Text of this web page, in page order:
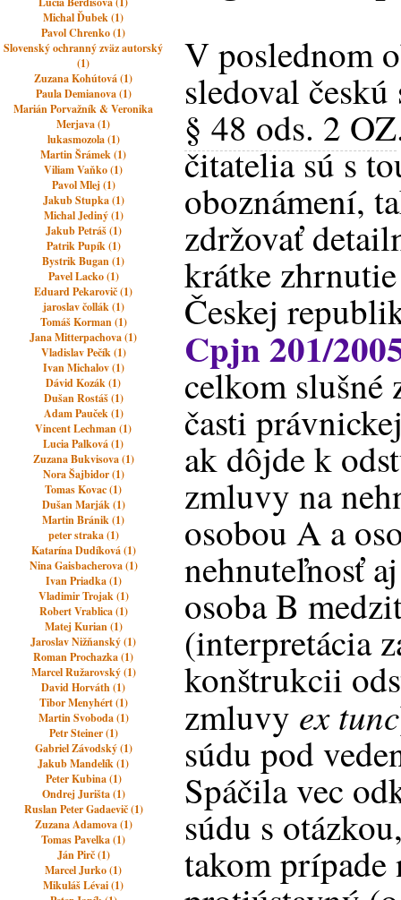
Michal Ďubek (1)
Pavol Chrenko (1)
Slovenský ochranný zväz autorský
(1)
Zuzana Kohútová (1)
Paula Demianova (1)
Marián Porvažník & Veronika
Merjava (1)
lukasmozola (1)
Martin Šrámek (1)
Viliam Vaňko (1)
Pavol Mlej (1)
Jakub Stupka (1)
Michal Jediný (1)
Jakub Petráš (1)
Patrik Pupík (1)
Bystrik Bugan (1)
Pavel Lacko (1)
Eduard Pekarovič (1)
jaroslav čollák (1)
Tomáš Korman (1)
Jana Mitterpachova (1)
Vladislav Pečík (1)
Ivan Michalov (1)
Dávid Kozák (1)
Dušan Rostáš (1)
Adam Pauček (1)
Vincent Lechman (1)
Lucia Palková (1)
Zuzana Bukvisova (1)
Nora Šajbidor (1)
Tomas Kovac (1)
Dušan Marják (1)
Martin Bránik (1)
peter straka (1)
Katarína Dudíková (1)
Nina Gaisbacherova (1)
Ivan Priadka (1)
Vladimir Trojak (1)
Robert Vrablica (1)
Matej Kurian (1)
Jaroslav Nižňanský (1)
Roman Prochazka (1)
Marcel Ružarovský (1)
David Horváth (1)
Tibor Menyhért (1)
Martin Svoboda (1)
Petr Steiner (1)
Gabriel Závodský (1)
Jakub Mandelík (1)
Peter Kubina (1)
Ondrej Jurišta (1)
Ruslan Peter Gadaevič (1)
Zuzana Adamova (1)
Tomas Pavelka (1)
Ján Pirč (1)
Marcel Jurko (1)
Mikuláš Lévai (1)
V poslednom
sledoval
§ 48 ods. 2 OZ
čitatelia sú s
oboznámení,
zdržovať
krátke
Českej
Cpjn 201/
celkom slušné
časti
ak dôjde k
zmluvy na
osobou A a
nehnuteľnosť
osoba B
(interpretácia
konštrukcii
zmluvy ex tunc
súdu pod
Spáčila vec
súdu s
takom prípade